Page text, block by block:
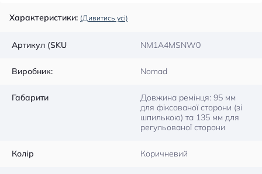
Характеристики: (Дивитись усі)
Артикул (SKU NM1A4MSNW0
Виробник: Nomad
Габарити
Довжина ремінця: 95 мм
для фіксованої сторони (зі
шпилькою) та 135 мм для
регульованої сторони
Колір Коричневий